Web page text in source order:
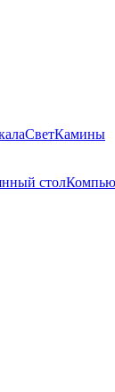
СветКамины
стол